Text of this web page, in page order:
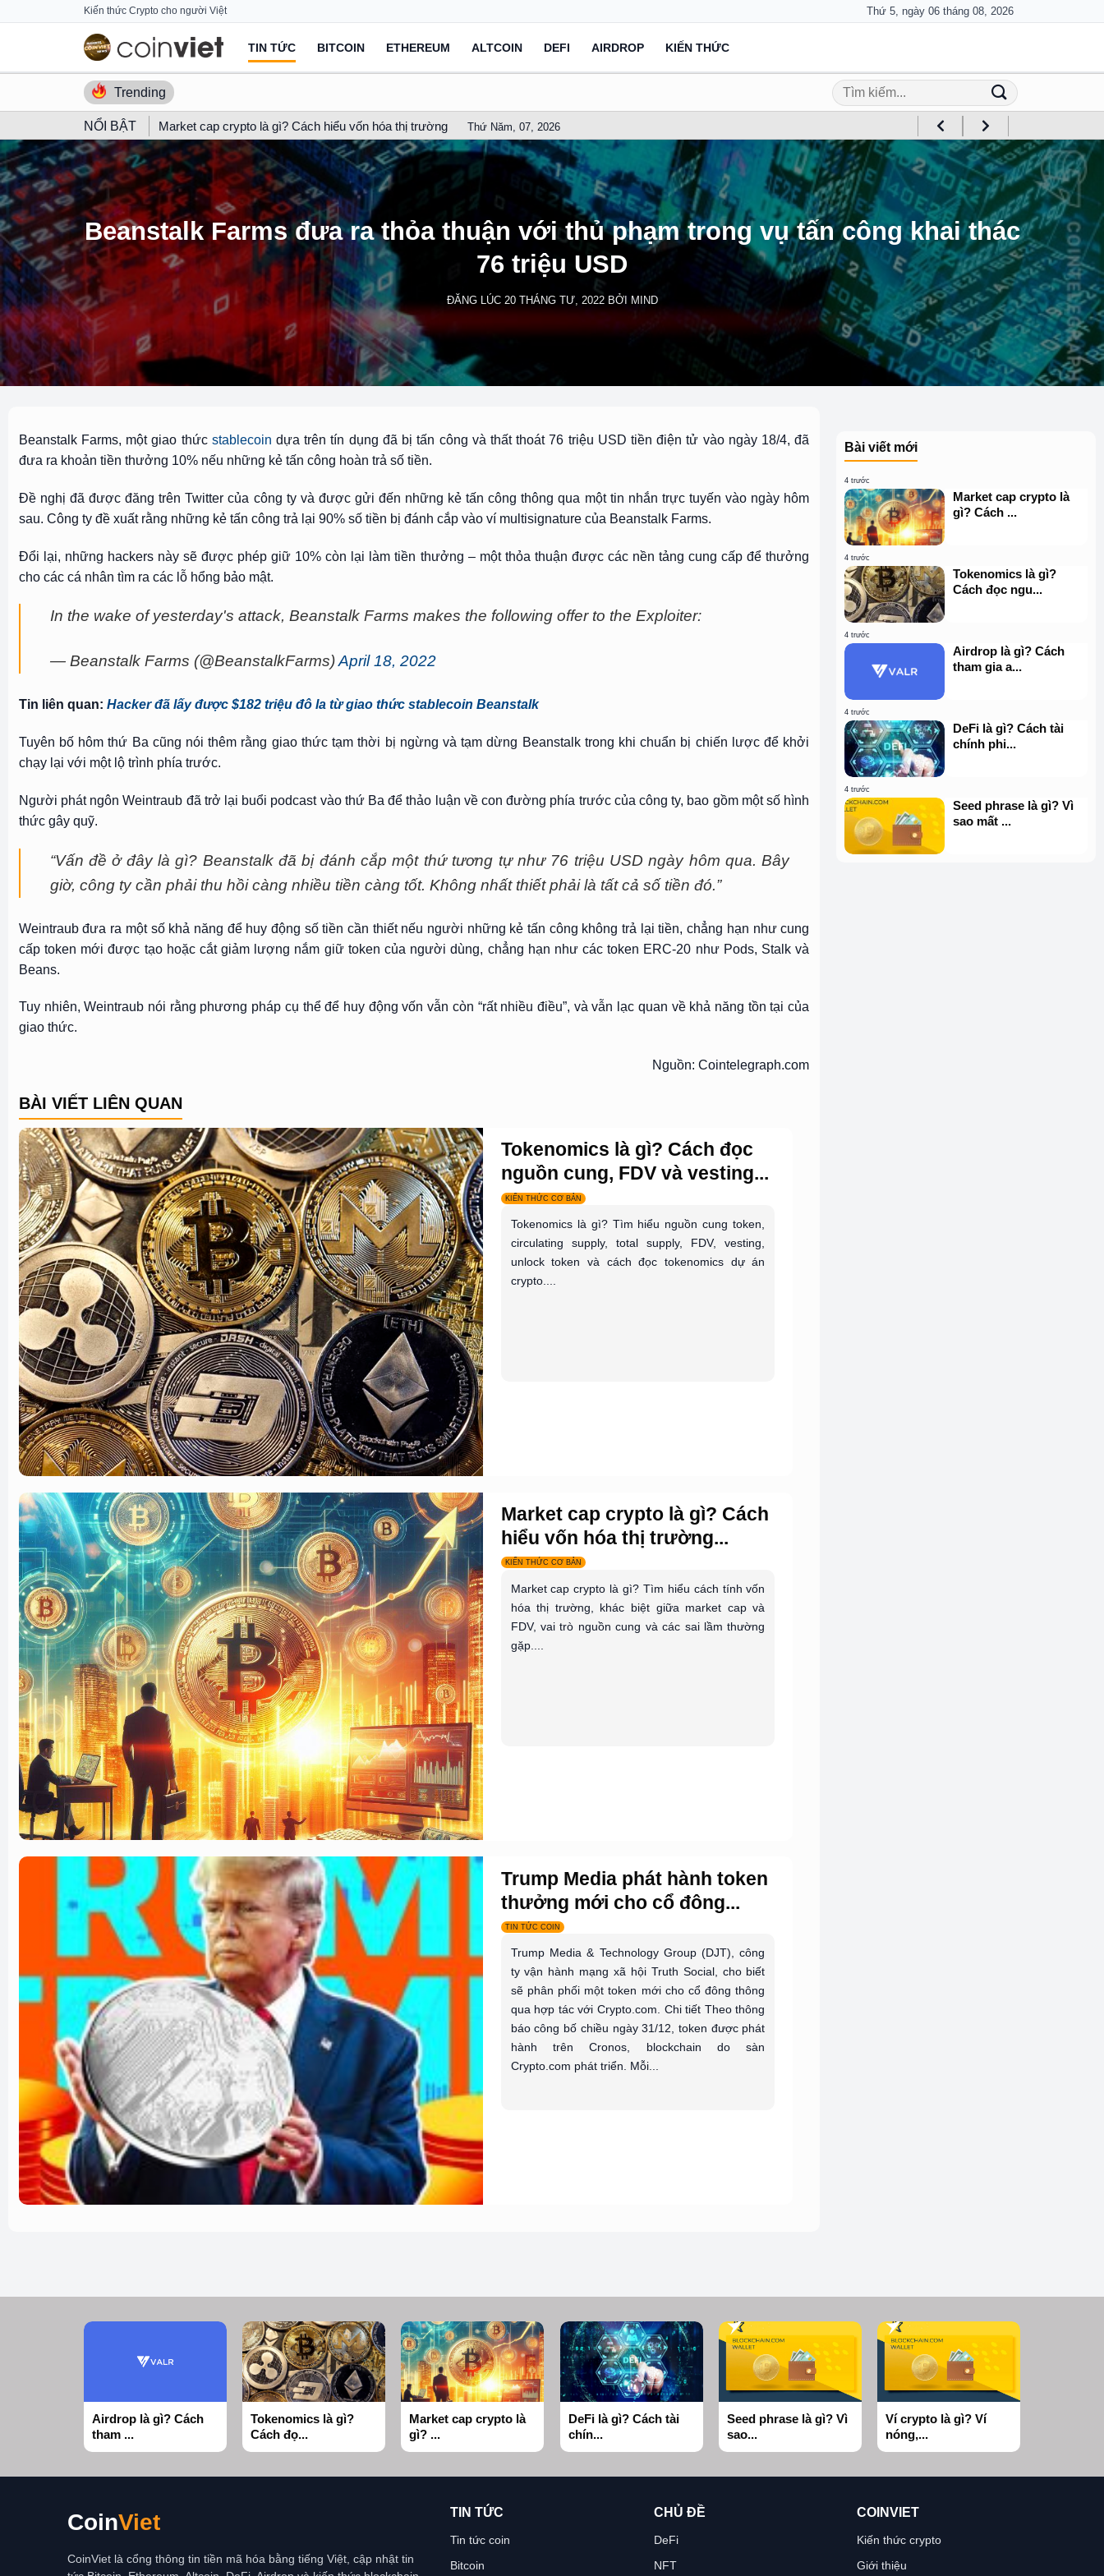
Kiến thức Crypto cho người Việt Thứ 5, ngày 06 tháng 08, 2026
TIN TỨC BITCOIN ETHEREUM ALTCOIN DEFI AIRDROP KIẾN THỨC
Trending
NỔI BẬT Market cap crypto là gì? Cách hiểu vốn hóa thị trường Thứ Năm, 07, 2026
Beanstalk Farms đưa ra thỏa thuận với thủ phạm trong vụ tấn công khai thác
76 triệu USD
ĐĂNG LÚC 20 THÁNG TƯ, 2022BỞI MIND
Beanstalk Farms, một giao thức stablecoin dựa trên tín dụng đã bị tấn công và thất thoát 76 triệu USD tiền điện tử vào ngày 18/4, đã
đưa ra khoản tiền thưởng 10% nếu những kẻ tấn công hoàn trả số tiền.
Đề nghị đã được đăng trên Twitter của công ty và được gửi đến những kẻ tấn công thông qua một tin nhắn trực tuyến vào ngày hôm
sau. Công ty đề xuất rằng những kẻ tấn công trả lại 90% số tiền bị đánh cắp vào ví multisignature của Beanstalk Farms.
Đổi lại, những hackers này sẽ được phép giữ 10% còn lại làm tiền thưởng – một thỏa thuận được các nền tảng cung cấp để thưởng
cho các cá nhân tìm ra các lỗ hổng bảo mật.
In the wake of yesterday's attack, Beanstalk Farms makes the following offer to the Exploiter:
— Beanstalk Farms (@BeanstalkFarms)April 18, 2022
Tin liên quan: Hacker đã lấy được $182 triệu đô la từ giao thức stablecoin Beanstalk
Tuyên bố hôm thứ Ba cũng nói thêm rằng giao thức tạm thời bị ngừng và tạm dừng Beanstalk trong khi chuẩn bị chiến lược để khởi
chạy lại với một lộ trình phía trước.
Người phát ngôn Weintraub đã trở lại buổi podcast vào thứ Ba để thảo luận về con đường phía trước của công ty, bao gồm một số hình
thức gây quỹ.
“Vấn đề ở đây là gì? Beanstalk đã bị đánh cắp một thứ tương tự như 76 triệu USD ngày hôm qua. Bây
giờ, công ty cần phải thu hồi càng nhiều tiền càng tốt. Không nhất thiết phải là tất cả số tiền đó.”
Weintraub đưa ra một số khả năng để huy động số tiền cần thiết nếu người những kẻ tấn công không trả lại tiền, chẳng hạn như cung
cấp token mới được tạo hoặc cắt giảm lượng nắm giữ token của người dùng, chẳng hạn như các token ERC-20 như Pods, Stalk và
Beans.
Tuy nhiên, Weintraub nói rằng phương pháp cụ thể để huy động vốn vẫn còn “rất nhiều điều”, và vẫn lạc quan về khả năng tồn tại của
giao thức.
Nguồn: Cointelegraph.com
BÀI VIẾT LIÊN QUAN
Tokenomics là gì? Cách đọc
nguồn cung, FDV và vesting...
KIẾN THỨC CƠ BẢN
Tokenomics là gì? Tìm hiểu nguồn cung token,
circulating supply, total supply, FDV, vesting,
unlock token và cách đọc tokenomics dự án
crypto....
Market cap crypto là gì? Cách
hiểu vốn hóa thị trường...
KIẾN THỨC CƠ BẢN
Market cap crypto là gì? Tìm hiểu cách tính vốn
hóa thị trường, khác biệt giữa market cap và
FDV, vai trò nguồn cung và các sai lầm thường
gặp....
Trump Media phát hành token
thưởng mới cho cổ đông...
TIN TỨC COIN
Trump Media & Technology Group (DJT), công
ty vận hành mạng xã hội Truth Social, cho biết
sẽ phân phối một token mới cho cổ đông thông
qua hợp tác với Crypto.com. Chi tiết Theo thông
báo công bố chiều ngày 31/12, token được phát
hành trên Cronos, blockchain do sàn
Crypto.com phát triển. Mỗi...
Bài viết mới
4 trước
Market cap crypto là
gì? Cách ...
4 trước
Tokenomics là gì?
Cách đọc ngu...
4 trước
Airdrop là gì? Cách
tham gia a...
4 trước
DeFi là gì? Cách tài
chính phi...
4 trước
Seed phrase là gì? Vì
sao mất ...
Airdrop là gì? Cách
tham ...
Tokenomics là gì?
Cách đọ...
Market cap crypto là
gì? ...
DeFi là gì? Cách tài
chín...
Seed phrase là gì? Vì
sao...
Ví crypto là gì? Ví
nóng,...
CoinViet
CoinViet là cổng thông tin tiền mã hóa bằng tiếng Việt, cập nhật tin
TIN TỨC
Tin tức coin
Bitcoin
CHỦ ĐỀ
DeFi
NFT
COINVIET
Kiến thức crypto
Giới thiệu